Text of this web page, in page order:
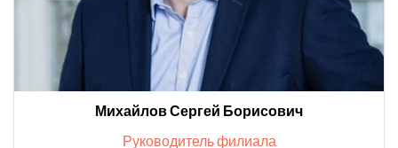
Михайлов Сергей Борисович
Руководитель филиала